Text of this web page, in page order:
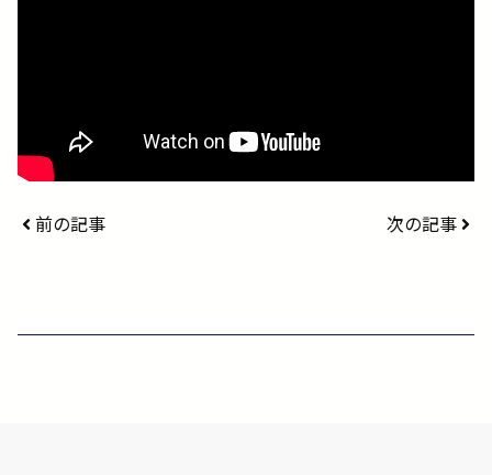
前の記事 次の記事